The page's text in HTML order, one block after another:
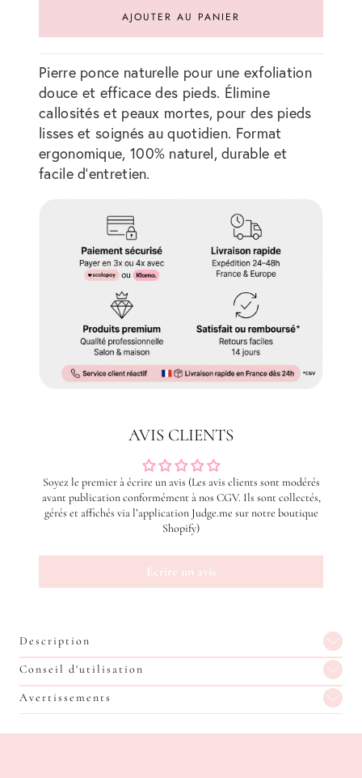
AJOUTER AU PANIER
Pierre ponce naturelle pour une exfoliation
douce et efficace des pieds. Élimine
callosités et peaux mortes, pour des pieds
lisses et soignés au quotidien. Format
ergonomique, 100% naturel, durable et
facile d’entretien.
AVIS CLIENTS
Soyez le premier à écrire un avis (Les avis clients sont modérés
avant publication conformément à nos CGV. Ils sont collectés,
gérés et affichés via l’application Judge.me sur notre boutique
Shopify)
Écrire un avis
Description
Conseil d'utilisation
Avertissements